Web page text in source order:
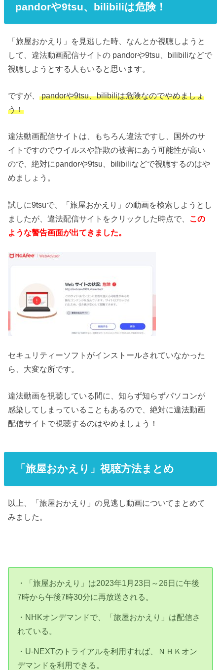
pandorや9tsu、bilibiliは危険！
「旅屋おかえり」を見逃した時、なんとか視聴しようと
して、違法動画配信サイトの pandorや9tsu、bilibiliなどで
視聴しようとする人もいると思います。
ですが、pandorや9tsu、bilibiliは危険なのでやめましょ
う！
違法動画配信サイトは、もちろん違法ですし、国外のサ
イトですのでウイルスや詐欺の被害にあう可能性が高い
ので、絶対にpandorや9tsu、bilibiliなどで視聴するのはや
めましょう。
試しに9tsuで、「旅屋おかえり」の動画を検索しようとし
ましたが、違法配信サイトをクリックした時点で、 この
ような警告画面が出てきました。
セキュリティーソフトがインストールされていなかった
ら、大変な所です。
違法動画を視聴している間に、知らず知らずパソコンが
感染してしまっていることもあるので、絶対に違法動画
配信サイトで視聴するのはやめましょう！
「旅屋おかえり」視聴方法まとめ
以上、「旅屋おかえり」の見逃し動画についてまとめて
みました。
・「旅屋おかえり」は2023年1月23日～26日に午後
7時から午後7時30分に再放送される。
・NHKオンデマンドで、「旅屋おかえり」は配信さ
れている。
・U-NEXTのトライアルを利用すれば、ＮＨＫオン
デマンドを利用できる。